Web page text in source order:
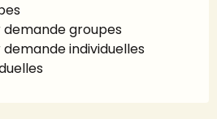
demande groupes
demande individuelles